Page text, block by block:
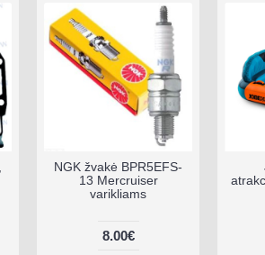
NGK žvakė BPR5EFS-
13 Mercruiser
varikliams
8.00€